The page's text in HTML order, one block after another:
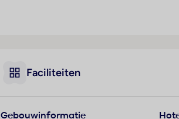
worden gesteld. De beste bescherming
Sport/entertainment
klaar voor gebruik. Voor de vrije uurtjes
Faciliteiten
Gebouwinformatie